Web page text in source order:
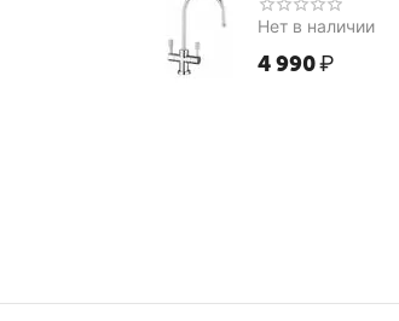
Нет в наличии
4 990₽